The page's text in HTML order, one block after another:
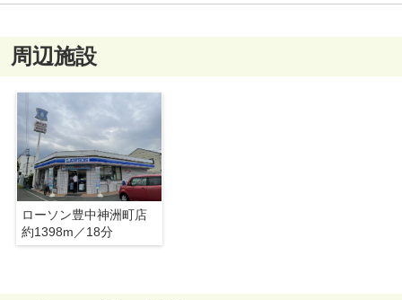
周辺施設
ローソン豊中神洲町店
約1398m／18分